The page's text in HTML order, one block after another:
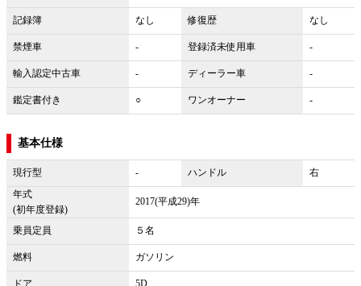
記録簿 なし 修復歴 なし
禁煙車 - 登録済未使用車 -
輸入認定中古車 - ディーラー車 -
鑑定書付き ○ ワンオーナー -
基本仕様
現行型 - ハンドル
右
年式
(初年度登録)
2017(平成29)年
乗員定員 ５名
燃料 ガソリン